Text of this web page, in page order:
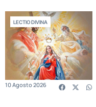
LECTIO DIVINA
10 Agosto 2026